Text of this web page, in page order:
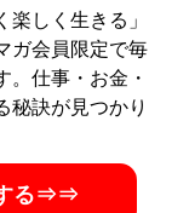
る
』など関連書
Mag現役メ
方法」、ユーチュ
の被服費は1000
）
マップ』
しく生きる」
ガ会員限定で毎
。仕事・お金・
訣が見つかり
る⇒⇒